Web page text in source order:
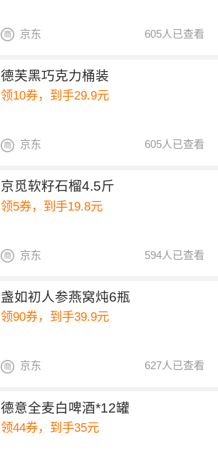
605人已查看
京东
德芙黑巧克力桶装
领10券，到手29.9元
605人已查看
京东
京觅软籽石榴4.5斤
领5券，到手19.8元
594人已查看
京东
盏如初人参燕窝炖6瓶
领90券，到手39.9元
627人已查看
京东
德意全麦白啤酒*12罐
领44券，到手35元